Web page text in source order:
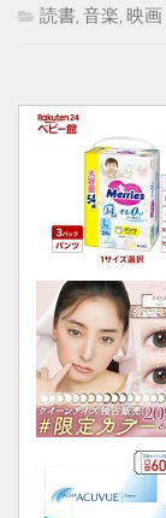
読書, 音楽, 映画